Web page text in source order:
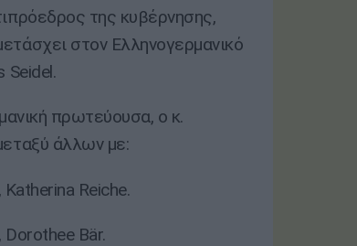
της κυβέρνησης,
στον Ελληνογερμανικό
Seidel.
πρωτεύουσα, ο κ.
άλλων με:
Reiche.
Bär.